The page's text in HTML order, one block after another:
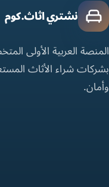
نشتري اثاث.كوم
المنصة العربية الأولى
بشركات شراء الأثاث
وأمان.